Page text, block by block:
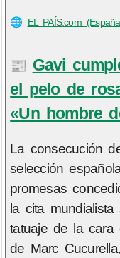
🌐 EL PAÍS.com
📰 Gavi
el pelo de
«Un hombre
La consecución
selección
promesas
la cita
tatuaje de la
de Marc